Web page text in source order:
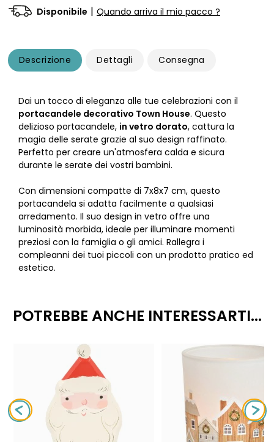
Disponibile | Quando arriva il mio pacco ?
Descrizione Dettagli Consegna
Dai un tocco di eleganza alle tue celebrazioni con il
portacandele decorativo Town House. Questo
delizioso portacandele, in vetro dorato, cattura la
magia delle serate grazie al suo design raffinato.
Perfetto per creare un'atmosfera calda e sicura
durante le serate dei vostri bambini.
Con dimensioni compatte di 7x8x7 cm, questo
portacandela si adatta facilmente a qualsiasi
arredamento. Il suo design in vetro offre una
luminosità morbida, ideale per illuminare momenti
preziosi con la famiglia o gli amici. Rallegra i
compleanni dei tuoi piccoli con un prodotto pratico ed
estetico.
POTREBBE ANCHE INTERESSARTI...